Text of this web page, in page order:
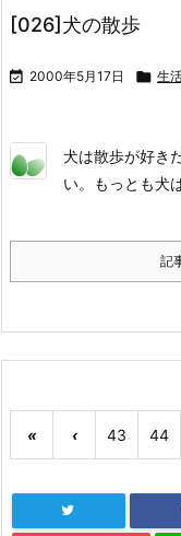
[026]犬の散歩
 2000年5月17日  生
犬は散歩が好き
い。もっとも犬
記
« ‹ 43 44